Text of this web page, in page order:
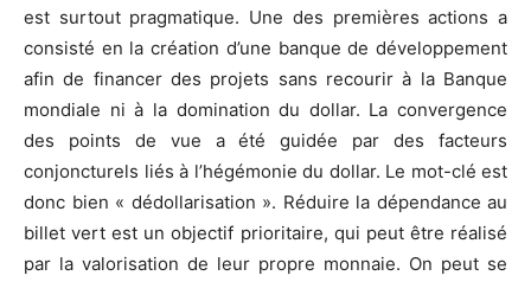
est surtout pragmatique. Une des premières actions a
consisté en la création d’une banque de développement
afin de financer des projets sans recourir à la Banque
mondiale ni à la domination du dollar. La convergence
des points de vue a été guidée par des facteurs
conjoncturels liés à l’hégémonie du dollar. Le mot-clé est
donc bien « dédollarisation ». Réduire la dépendance au
billet vert est un objectif prioritaire, qui peut être réalisé
par la valorisation de leur propre monnaie. On peut se